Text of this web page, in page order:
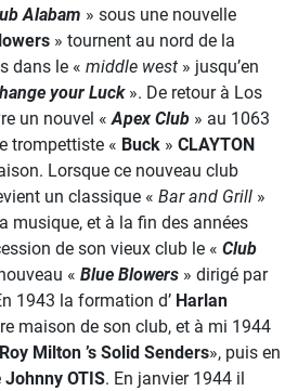
Alabam » sous une nouvelle
» tournent au nord de la
dans le « middle west » jusqu’en
your Luck». De retour à Los
un nouvel «Apex Club » au 1063
trompettiste « Buck » CLAYTON
Lorsque ce nouveau club
un classique « Bar and Grill »
musique, et à la fin des années
de son vieux club le « Club
« Blue Blowers » dirigé par
1943 la formation d’ Harlan
maison de son club, et à mi 1944
Roy Milton ’s Solid Senders», puis en
Johnny OTIS. En janvier 1944 il